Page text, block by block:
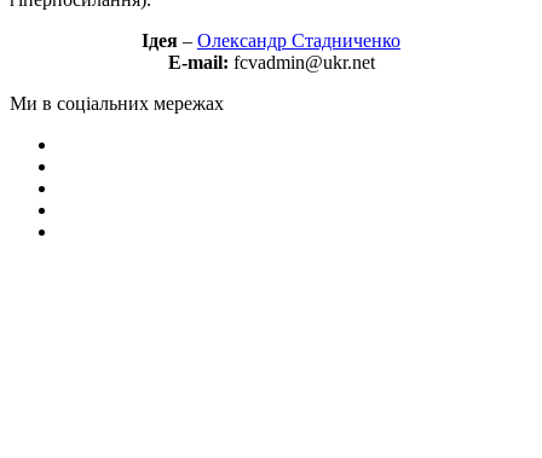
Ідея – Олександр Стадниченко
E-mail: fcvadmin@ukr.net
Ми в соціальних мережах